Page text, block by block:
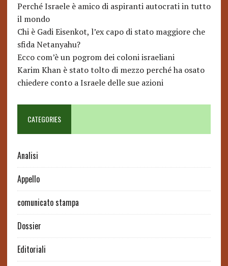
Perché Israele è amico di aspiranti autocrati in tutto
il mondo
Chi è Gadi Eisenkot, l’ex capo di stato maggiore che
sfida Netanyahu?
Ecco com’è un pogrom dei coloni israeliani
Karim Khan è stato tolto di mezzo perché ha osato
chiedere conto a Israele delle sue azioni
CATEGORIES
Analisi
Appello
comunicato stampa
Dossier
Editoriali